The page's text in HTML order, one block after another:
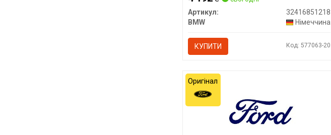
Артикул:
32416851218
BMW
Німеччина
КУПИТИ Код: 577063-20
Оригінал